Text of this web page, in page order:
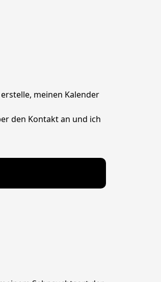
meinen Kalender
den Kontakt an und ich